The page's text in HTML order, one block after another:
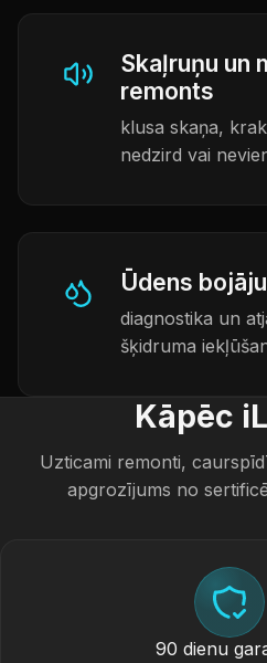
Skaļruņu un
remonts
klusa skaņa,
nedzird vai
Ūdens
diagnostika un
šķidruma
Kāpēc
Uzticami remonti,
apgrozījums no
90 dienu